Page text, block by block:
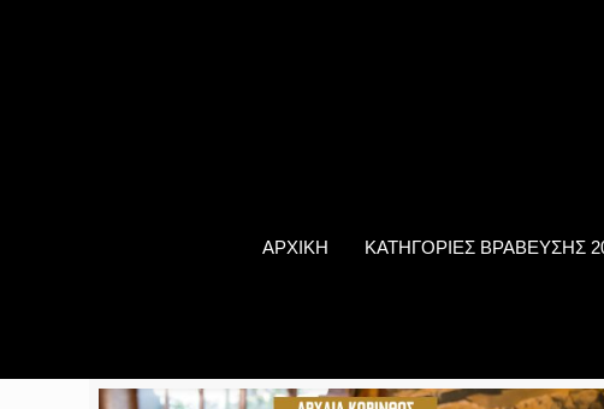
ΑΡΧΙΚΗ ΚΑΤΗΓΟΡΙΕΣ ΒΡΑΒΕΥΣΗΣ